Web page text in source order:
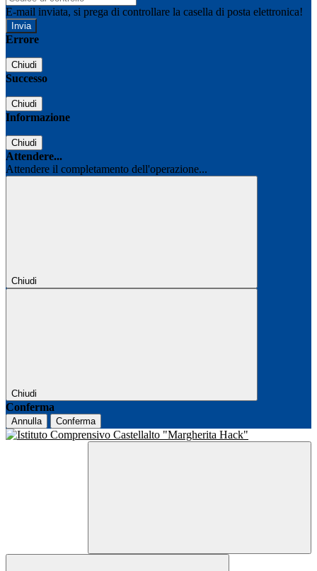
E-mail inviata, si prega di controllare la casella di posta elettronica!
Errore
Chiudi
Successo
Chiudi
Informazione
Chiudi
Attendere...
Attendere il completamento dell'operazione...
Chiudi
Chiudi
Conferma
Annulla Conferma